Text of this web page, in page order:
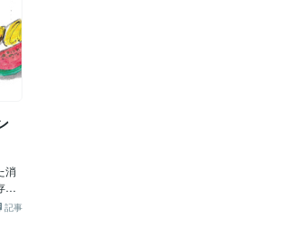
セ
せ
消
在
記事